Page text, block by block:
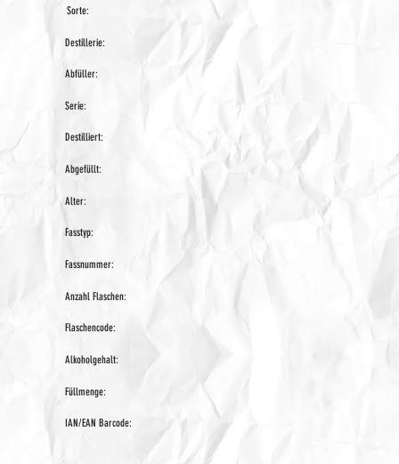
Sorte:
Destillerie:
Abfüller:
Serie:
Destilliert:
Abgefüllt:
Alter:
Fasstyp:
Fassnummer:
Anzahl Flaschen:
Flaschencode:
Alkoholgehalt:
Füllmenge:
IAN/EAN Barcode: